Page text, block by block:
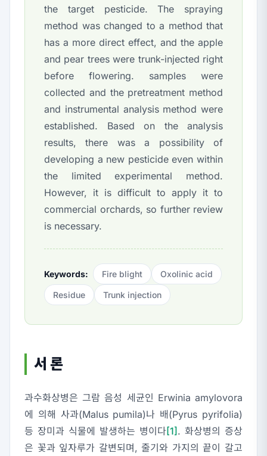
the target pesticide. The spraying
method was changed to a method that
has a more direct effect, and the apple
and pear trees were trunk-injected right
before flowering. samples were
collected and the pretreatment method
and instrumental analysis method were
established. Based on the analysis
results, there was a possibility of
developing a new pesticide even within
the limited experimental method.
However, it is difficult to apply it to
commercial orchards, so further review
is necessary.
Keywords: Fire blight Oxolinic acid
Residue Trunk injection
서 론
과수화상병은 그람 음성 세균인 Erwinia amylovora
에 의해 사과(Malus pumila)나 배(Pyrus pyrifolia)
등 장미과 식물에 발생하는 병이다[1] . 화상병의 증상
은 꽃과 잎자루가 갈변되며, 줄기와 가지의 끝이 갈고